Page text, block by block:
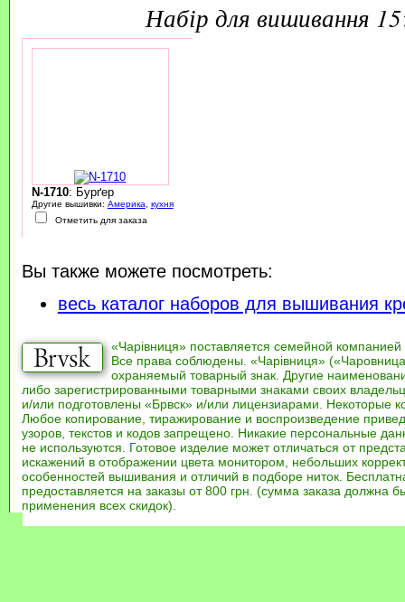
набір для вишивання
N-1710: Бурґер
Другие вышивки: Америка
кухня
Отметить для заказа
Вы также можете посмотреть:
весь каталог наборов для вышивания
«Чарівниця» поставляется семейной компанией
Все права соблюдены. «Чарівниця»
охраняемый товарный знак. Другие
либо зарегистрированными товарными знаками своих
и/или подготовлены «Брвск» и/или лицензиарами. Некоторые
Любое копирование, тиражирование и воспроизведение
узоров, текстов и кодов запрещено. Никакие персональные
не используются. Готовое изделие может отличаться от
искажений в отображении цвета монитором, небольших
особенностей вышивания и отличий в подборе ниток.
предоставляется на заказы от 800 грн. (сумма заказа должна
применения всех скидок).